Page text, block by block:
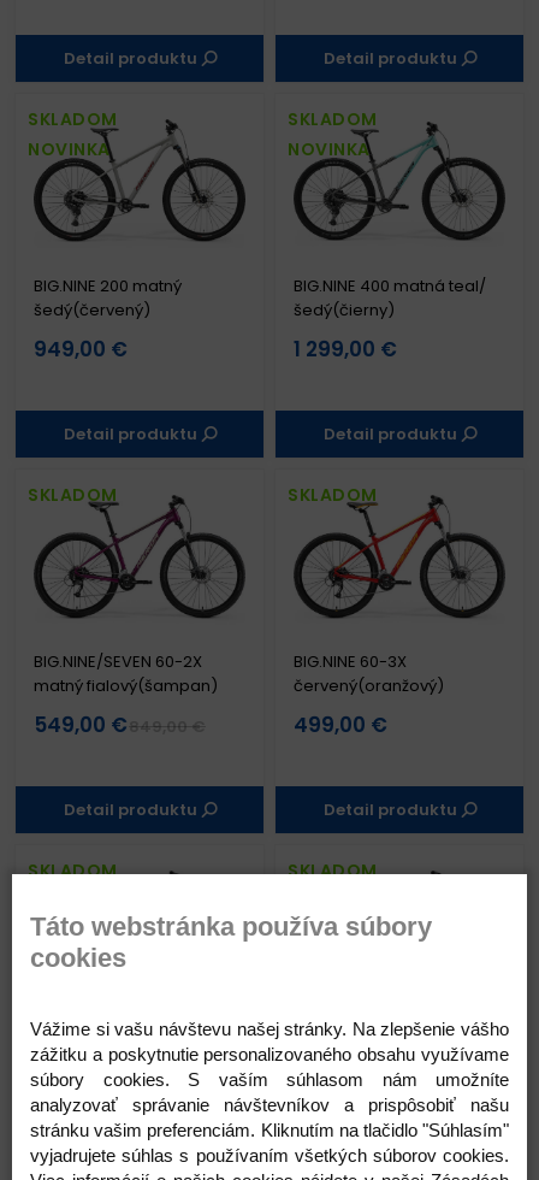
Detail produktu Detail produktu
SKLADOM
NOVINKA
BIG.NINE 200 matný
šedý(červený)
949,00 €
Detail produktu
SKLADOM
NOVINKA
BIG.NINE 400 matná teal/
šedý(čierny)
1 299,00 €
Detail produktu
SKLADOM
BIG.NINE/SEVEN 60-2X
matný fialový(šampan)
549,00 € 849,00 €
Detail produktu
SKLADOM
BIG.NINE 60-3X
červený(oranžový)
499,00 €
Detail produktu
SKLADOM
BIG.NINE/SEVEN 20-2X teal
modrý(limetkový)
479,00 € 739,00 €
SKLADOM
BIG.NINE/SEVEN 15
červený(oranžový)
499,00 €
Táto webstránka používa súbory
cookies
Vážime si vašu návštevu našej stránky. Na zlepšenie vášho
zážitku a poskytnutie personalizovaného obsahu využívame
súbory cookies. S vaším súhlasom nám umožníte
analyzovať správanie návštevníkov a prispôsobiť našu
stránku vašim preferenciám. Kliknutím na tlačidlo "Súhlasím"
vyjadrujete súhlas s používaním všetkých súborov cookies.